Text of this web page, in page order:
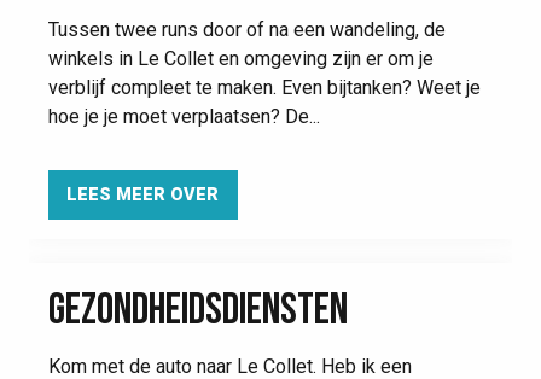
Tussen twee runs door of na een wandeling, de
winkels in Le Collet en omgeving zijn er om je
verblijf compleet te maken. Even bijtanken? Weet je
hoe je je moet verplaatsen? De...
LEES MEER OVER
GEZONDHEIDSDIENSTEN
Kom met de auto naar Le Collet. Heb ik een